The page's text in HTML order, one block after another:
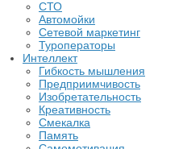
СТО
Автомойки
Сетевой маркетинг
Туроператоры
Интеллект
Гибкость мышления
Предприимчивость
Изобретательность
Креативность
Смекалка
Память